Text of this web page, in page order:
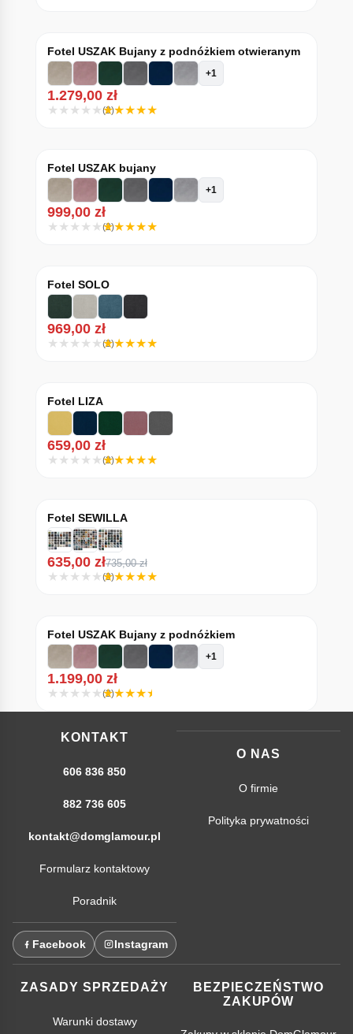
Fotel USZAK Bujany z podnóżkiem otwieranym
+1
1.279,00 zł
(2)
Fotel USZAK bujany
+1
999,00 zł
(2)
Fotel SOLO
969,00 zł
(2)
Fotel LIZA
659,00 zł
(2)
Fotel SEWILLA
635,00 zł735,00zł
(3)
Fotel USZAK Bujany z podnóżkiem
+1
1.199,00 zł
(2)
KONTAKT
606 836 850
882 736 605
kontakt@domglamour.pl
Formularz kontaktowy
Poradnik
Facebook Instagram
O NAS
O firmie
Polityka prywatności
ZASADY SPRZEDAŻY
Warunki dostawy
BEZPIECZEŃSTWO
ZAKUPÓW